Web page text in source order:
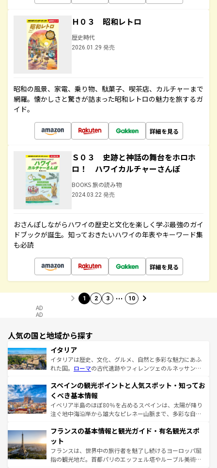
Ｈ０３ 昭和レトロ
歴史時代
2026.01.29 発売
昭和の風景、家電、乗り物、駄菓子、喫茶店、カルチャーまで
網羅。懐かしさと驚きが詰まった昭和レトロの魅力を旅するガ
イド。
詳細を見る
Ｓ０３ 史跡と神話の舞台をホロホ
ロ！ ハワイカルチャーさんぽ
BOOKS 旅の読み物
2024.03.22 発売
おさんぽしながらハワイの歴史と文化を楽しく学ぶ最強のガイ
ドブックが誕生。知っておきたいハワイの年表やキーワード集
も必読
詳細を見る
1 2 3 … 10
AD
AD
人気の国と地域から探す
イタリア
イタリアは歴史、文化、グルメ、自然と多彩な魅力にあふ
れた国。 ローマの古代遺跡やフィレンツェのルネッサンス
ろん、トスカーナの美しい田園風景やアマルフィ海岸の絶
景など、自然景観も見逃せない。観光の合間には、本場の
ピザやパスタなど、絶品のイタリア料理を堪能することも
できる。朝目覚めてから夜眠るまで、すべての瞬間を楽し
なお、新着のイタリア情報はコンテンツ一覧を参照してほ
しい。
スペインの観光ポイントと人気スポット・知ってお
くべき基本情報
イベリア半島のほぼ80％を占めるスペインは、太陽が降り
注ぐ地中海沿岸から雄大なピレネー山脈まで、多彩な自然
文化が根付くこの国では、情熱的なフラメンコ、熱気あふ
れる闘牛、そして美味しいタパスが生活の一部となってい
る。首都マドリードの洗練された雰囲気や、バルセロナの
アートに溢れた街角から、地方では古代ローマ遺跡や中世
フランスの基本情報と観光ガイド・有名観光スポ
ット
フランスは、世界中の旅行者を魅了し続けるヨーロッパ屈
指の観光地だ。首都パリのエッフェル塔やルーブル美術館